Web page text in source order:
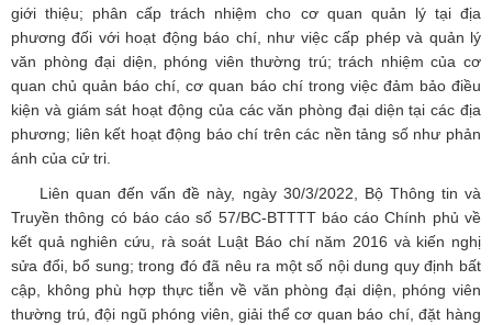
giới thiệu; phân cấp trách nhiệm cho cơ quan quản lý tại địa
phương đối với hoạt động báo chí, như việc cấp phép và quản lý
văn phòng đại diện, phóng viên thường trú; trách nhiệm của cơ
quan chủ quản báo chí, cơ quan báo chí trong việc đảm bảo điều
kiện và giám sát hoạt động của các văn phòng đại diện tại các địa
phương; liên kết hoạt động báo chí trên các nền tảng số như phản
ánh của cử tri.
Liên quan đến vấn đề này, ngày 30/3/2022, Bộ Thông tin và
Truyền thông có báo cáo số 57/BC-BTTTT báo cáo Chính phủ về
kết quả nghiên cứu, rà soát Luật Báo chí năm 2016 và kiến nghị
sửa đổi, bổ sung; trong đó đã nêu ra một số nội dung quy định bất
cập, không phù hợp thực tiễn về văn phòng đại diện, phóng viên
thường trú, đội ngũ phóng viên, giải thể cơ quan báo chí, đặt hàng